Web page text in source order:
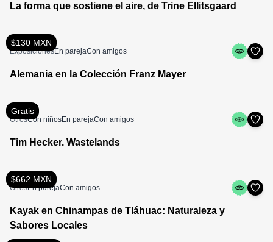
La forma que sostiene el aire, de Trine Ellitsgaard
$130 MXN
ExposicionesEn parejaCon amigos
Alemania en la Colección Franz Mayer
Gratis
OtrosCon niñosEn parejaCon amigos
Tim Hecker. Wastelands
$662 MXN
OtrosEn parejaCon amigos
Kayak en Chinampas de Tláhuac: Naturaleza y
Sabores Locales